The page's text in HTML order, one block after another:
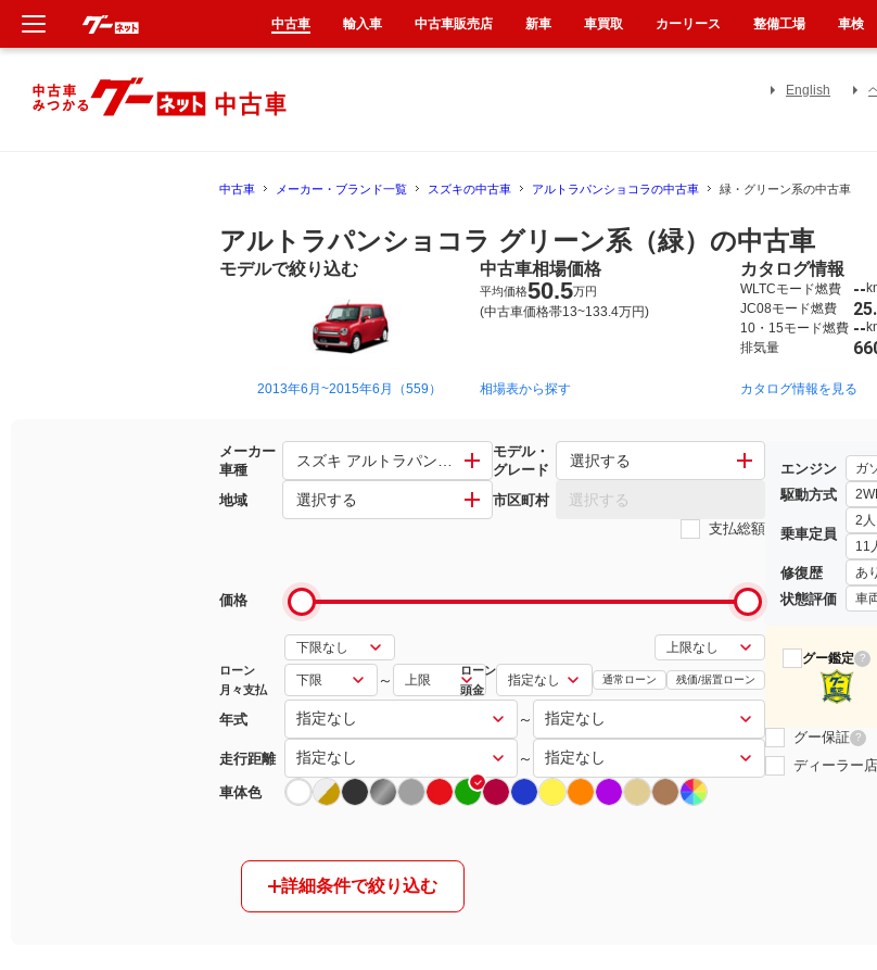
English
中古車 メーカー・ブランド一覧 スズキの中古車 アルトラパンショコラの中古車 緑・グリーン系の中古車
アルトラパンショコラ グリーン系（緑）の中古車
モデルで絞り込む
2013年6月~2015年6月（559）
中古車相場価格
平均価格50.5万円
(中古車価格帯13~133.4万円)
相場表から探す
カタログ情報
WLTCモード燃費 --
JC08モード燃費
10・15モード燃費 --
排気量
カタログ情報を見る
メーカー
車種
スズキ アルトラパンショコラ モデル・
グレード
選択する
地域 選択する 市区町村 選択する
支払総額
価格
ローン
月々支払
～
ローン
頭金
通常ローン 残価/据置ローン
年式 ～
走行距離 ～
車体色
エンジン ガ
駆動方式
乗車定員
2人
11
修復歴 あり
状態評価 車
グー鑑定 ?
グー保証 ?
ディーラー店
詳細条件で絞り込む
中古車 輸入車 中古車販売店 新車 車買取 カーリース 整備工場 車検
新車